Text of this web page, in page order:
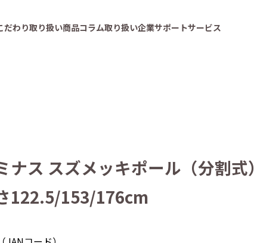
だわり取り扱い商品コラム取り扱い企業サポートサービス
ナス スズメッキポール（分割式）
122.5/153/176cm